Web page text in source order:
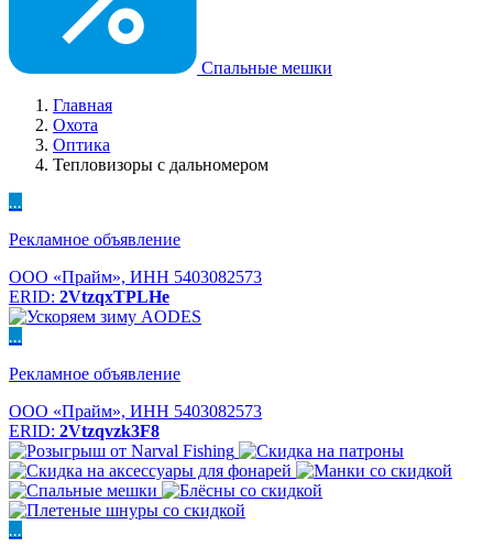
Спальные мешки
Главная
Охота
Оптика
Тепловизоры с дальномером
...
Рекламное объявление
ООО «Прайм», ИНН 5403082573
ERID: 2VtzqxTPLHe
...
Рекламное объявление
ООО «Прайм», ИНН 5403082573
ERID: 2Vtzqvzk3F8
...